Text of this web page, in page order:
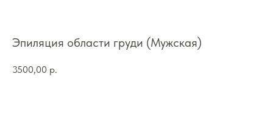
Эпиляция области груди (Мужская)
3500,00 р.